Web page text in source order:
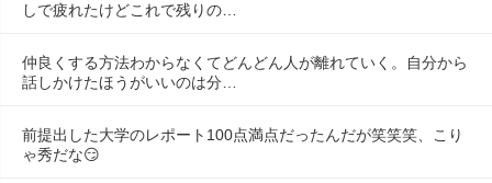
しで疲れたけどこれで残りの…
仲良くする方法わからなくてどんどん人が離れていく。自分から
話しかけたほうがいいのは分…
前提出した大学のレポート100点満点だったんだが笑笑笑、こり
ゃ秀だな😏